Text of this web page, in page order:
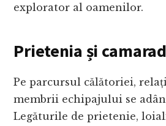
explorator al oamenilor.
Prietenia și
Pe parcursul călătoriei,
membrii echipajului se
Legăturile de prietenie,